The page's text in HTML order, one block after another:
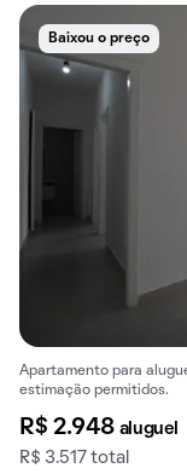
Baixou o preço
Apartamento para
estimação permitidos.
R$ 2.948 aluguel
R$ 3.517 total